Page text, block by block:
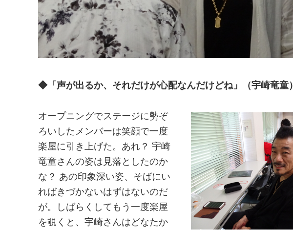
◆「声が出るか、それだけが心配なんだけどね」（宇崎竜童）
オープニングでステージに勢ぞ
ろいしたメンバーは笑顔で一度
楽屋に引き上げた。あれ？ 宇崎
竜童さんの姿は見落としたのか
な？ あの印象深い姿、そばにい
ればきづかないはずはないのだ
が。しばらくしてもう一度楽屋
を覗くと、宇崎さんはどなたか